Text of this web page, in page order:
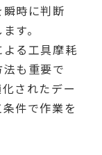
時に判断
す。
る工具摩耗
も重要で
されたデー
件で作業を